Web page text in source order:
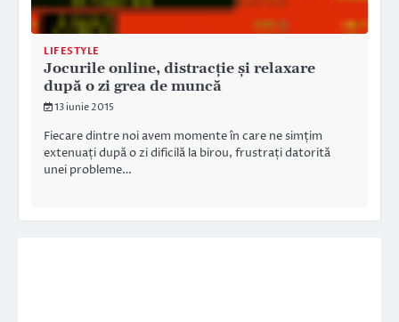
LIFESTYLE
Jocurile online, distracție și relaxare
după o zi grea de muncă
13 iunie 2015
Fiecare dintre noi avem momente în care ne simțim
extenuați după o zi dificilă la birou, frustrați datorită
unei probleme…